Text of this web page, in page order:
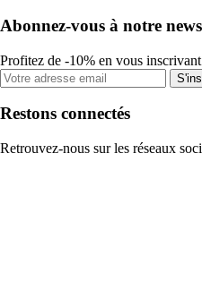
Abonnez-vous à notre
Profitez de -10% en vous
Restons connectés
Retrouvez-nous sur les réseaux